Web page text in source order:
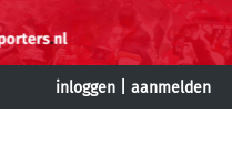
inloggen aanmelden